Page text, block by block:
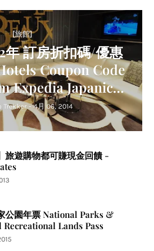
[旅館]
年 訂房折扣碼/優惠
Coupon Code
Expedia Japanican
Relux
Trekker - 4月 06, 2014
旅遊購物都可賺現金回饋 -
公園年票 National Parks &
Recreational Lands Pass